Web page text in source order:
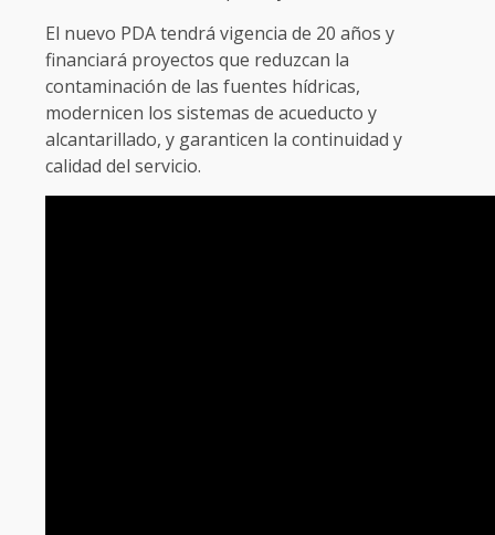
El nuevo PDA tendrá vigencia de 20 años y
financiará proyectos que reduzcan la
contaminación de las fuentes hídricas,
modernicen los sistemas de acueducto y
alcantarillado, y garanticen la continuidad y
calidad del servicio.